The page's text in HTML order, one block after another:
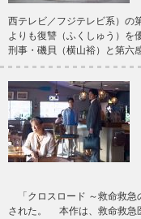
西テレビ／フジテレビ系）
よりも復讐（ふくしゅう）を
刑事・磯貝（横山裕）と第六
「クロスロード ～救命救急
された。 本作は、救命救急